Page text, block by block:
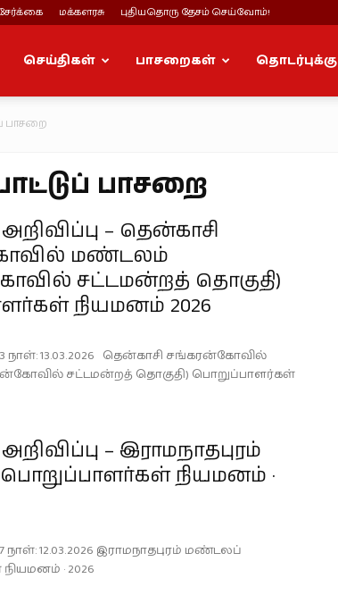
மக்களரசு புதியதொரு தேசம் செய்வோம்!
செய்திகள் பாசறைகள் தொடர்புக்கு
பாசறை
பாசறை
– தென்காசி
மண்டலம்
சட்டமன்றத் தொகுதி)
நியமனம் 2026
நாள்: 13.03.2026 தென்காசி சங்கரன்கோவில்
சட்டமன்றத் தொகுதி) பொறுப்பாளர்கள்
– இராமநாதபுரம்
நியமனம் ·
நாள்: 12.03.2026 இராமநாதபுரம் மண்டலப்
· 2026